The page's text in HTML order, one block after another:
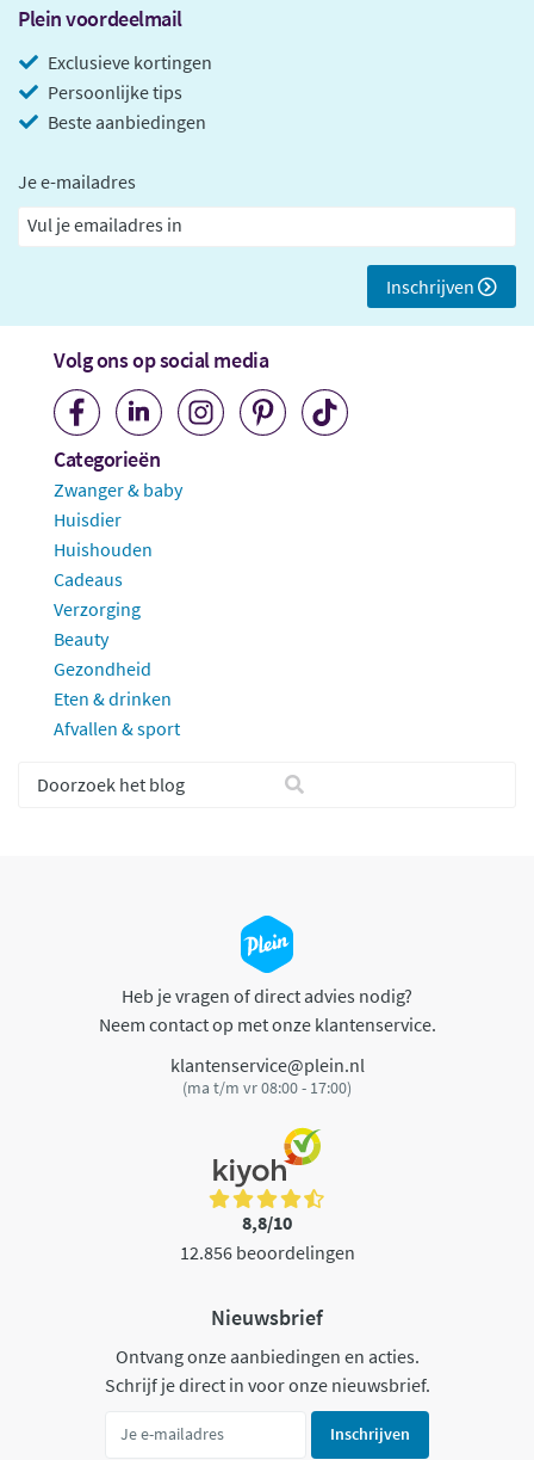
Plein voordeelmail
Exclusieve kortingen
Persoonlijke tips
Beste aanbiedingen
Je e-mailadres
Inschrijven
Volg ons op social media
Categorieën
Zwanger & baby
Huisdier
Huishouden
Cadeaus
Verzorging
Beauty
Gezondheid
Eten & drinken
Afvallen & sport
Heb je vragen of direct advies nodig?
Neem contact op met onze klantenservice.
klantenservice@plein.nl
(ma t/m vr 08:00 - 17:00)
8,8/10
12.856 beoordelingen
Nieuwsbrief
Ontvang onze aanbiedingen en acties.
Schrijf je direct in voor onze nieuwsbrief.
Inschrijven